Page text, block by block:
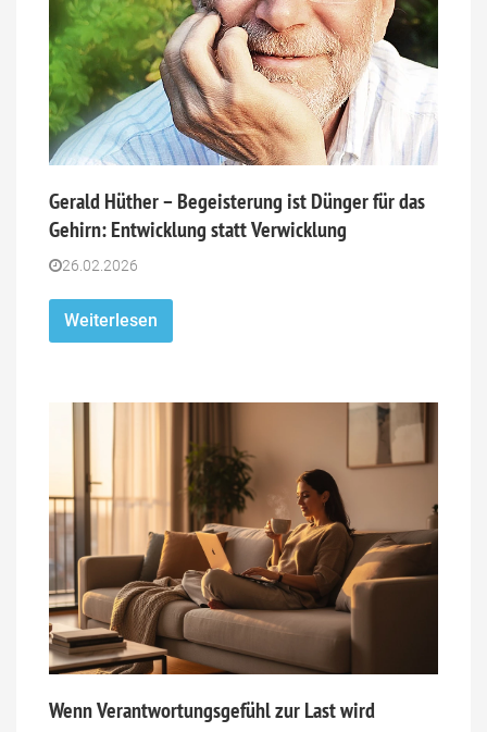
Gerald Hüther – Begeisterung ist Dünger für das
Gehirn: Entwicklung statt Verwicklung
26.02.2026
Weiterlesen
Wenn Verantwortungsgefühl zur Last wird